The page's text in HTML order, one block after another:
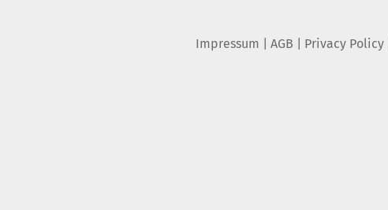
Impressum AGB Privacy Policy|